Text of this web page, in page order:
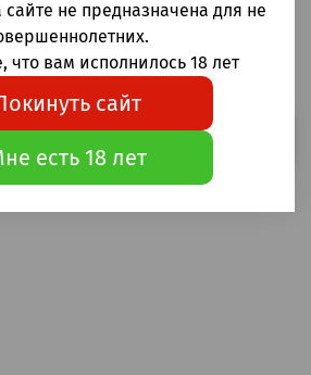
сигареты CAMOBAR 8000
в Москве и России
не предназначена для не
что вам исполнилось 18 лет
сайт
есть 18 лет